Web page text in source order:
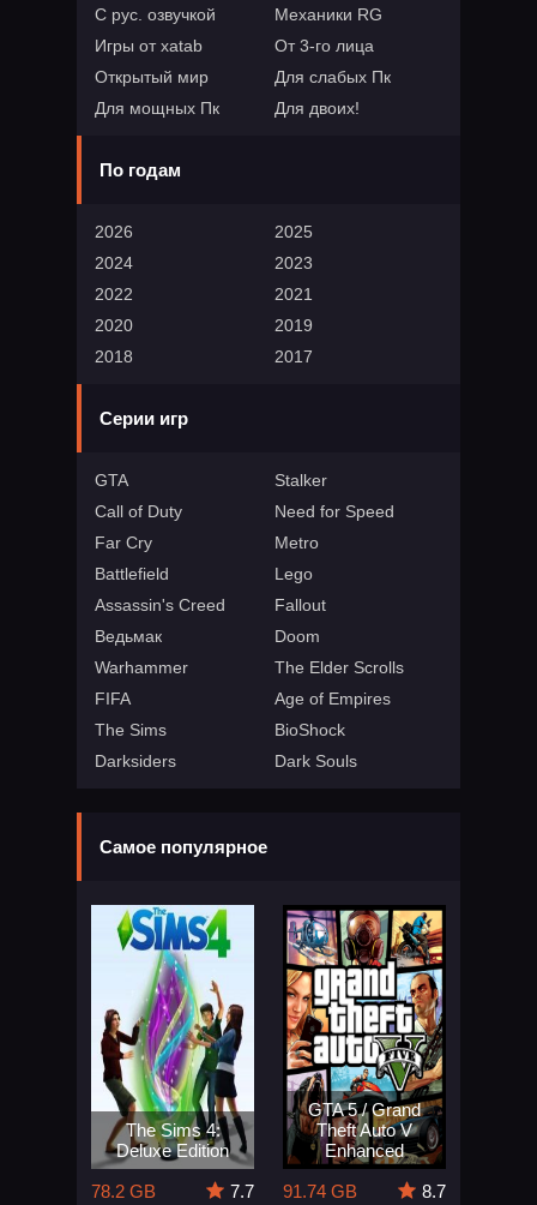
С рус. озвучкой
Механики RG
Игры от xatab
От 3-го лица
Открытый мир
Для слабых Пк
Для мощных Пк
Для двоих!
По годам
2026
2025
2024
2023
2022
2021
2020
2019
2018
2017
Серии игр
GTA
Stalker
Call of Duty
Need for Speed
Far Cry
Metro
Battlefield
Lego
Assassin's Creed
Fallout
Ведьмак
Doom
Warhammer
The Elder Scrolls
FIFA
Age of Empires
The Sims
BioShock
Darksiders
Dark Souls
Самое популярное
The Sims 4:
Deluxe Edition
78.2 GB
7.7
GTA 5 / Grand
Theft Auto V
Enhanced
91.74 GB
8.7